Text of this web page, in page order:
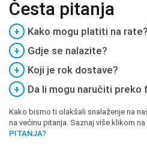
Česta pitanja
+
Kako mogu platiti na rate?
+
Gdje se nalazite?
+
Koji je rok dostave?
+
Da li mogu naručiti preko
Kako bismo ti olakšali snalaženje na
na većinu pitanja. Saznaj više klikom na
PITANJA?